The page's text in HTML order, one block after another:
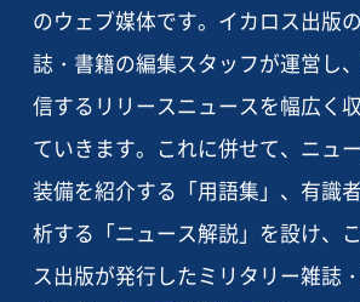
のウェブ媒体です。イカロス出版
誌・書籍の編集スタッフが運営し
信するリリースニュースを幅広く
ていきます。これに併せて、ニュ
装備を紹介する「用語集」、有識
析する「ニュース解説」を設け、
ス出版が発行したミリタリー雑誌